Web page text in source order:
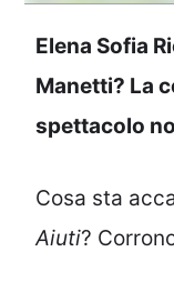
Elena Sofia
Manetti? La
spettacolo
Cosa sta
Aiuti?